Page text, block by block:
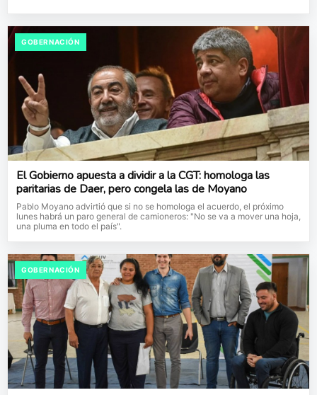
GOBERNACIÓN
El Gobierno apuesta a dividir a la CGT: homologa las
paritarias de Daer, pero congela las de Moyano
Pablo Moyano advirtió que si no se homologa el acuerdo, el próximo
lunes habrá un paro general de camioneros: "No se va a mover una hoja,
una pluma en todo el país".
GOBERNACIÓN